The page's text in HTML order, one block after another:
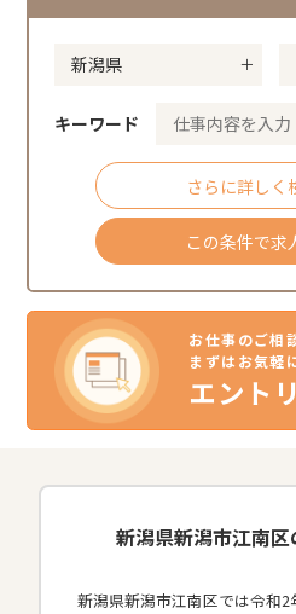
キーワード
さらに詳しく
この条件で求
お仕事のご相
まずはお気軽
エント
新潟県新潟市江南
新潟県新潟市江南区では令和